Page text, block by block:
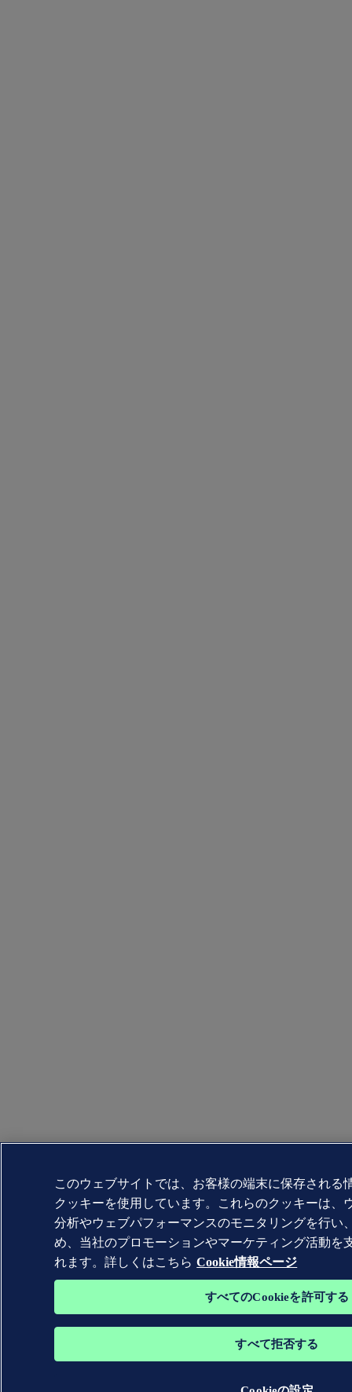
このウェブサイトでは、お客様の端末に保存される
クッキーを使用しています。これらのクッキーは、
分析やウェブパフォーマンスのモニタリングを行い
め、当社のプロモーションやマーケティング活動を
れます。詳しくはこちら Cookie情報ページ
すべてのCookieを許可する
すべて拒否する